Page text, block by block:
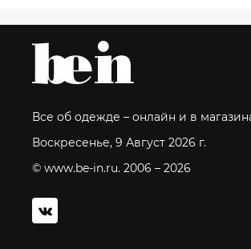
Все об одежде – онлайн и в
Воскресенье, 9 Август 2026 г.
© www.be-in.ru. 2006 – 2026